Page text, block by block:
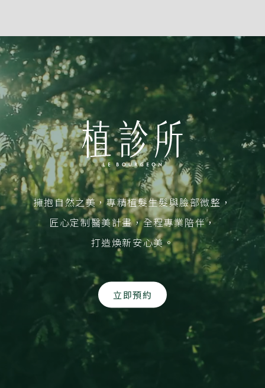
擁抱自然之美，專精植髮生髮與臉部微整，
匠心定制醫美計畫，全程專業陪伴，
打造煥新安心美。
立即預約